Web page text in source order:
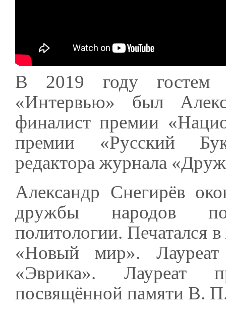
В 2019 году гостем
«Интервью» был
финалист премии
премии «Русский
редактора журнала
Александр Снегирёв
дружбы народов по
политологии. Печатался
«Новый мир».
«Эврика». Лауреат
посвящённой памяти В.